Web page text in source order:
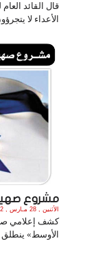
قال القائد
الأعداء لا
مشروع
الأثنين , 28 مـارس , 2022 الساعة 2:00:02 AM
كشف إعلامي
الأوسط»